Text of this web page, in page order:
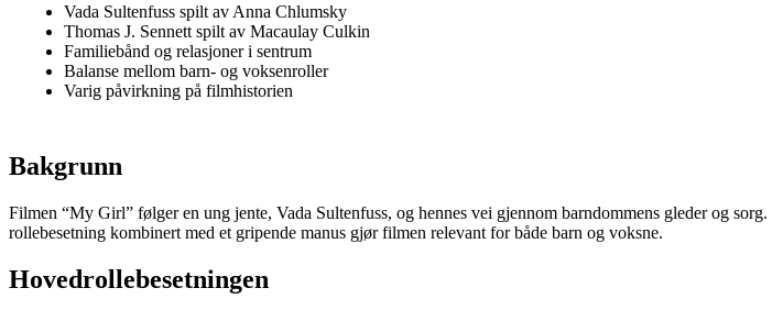
Vada Sultenfuss spilt av Anna Chlumsky
Thomas J. Sennett spilt av Macaulay Culkin
Familiebånd og relasjoner i sentrum
Balanse mellom barn- og voksenroller
Varig påvirkning på filmhistorien
Bakgrunn
Filmen “My Girl” følger en ung jente, Vada Sultenfuss, og hennes vei gjennom barndommens gleder og
rollebesetning kombinert med et gripende manus gjør filmen relevant for både barn og voksne.
Hovedrollebesetningen